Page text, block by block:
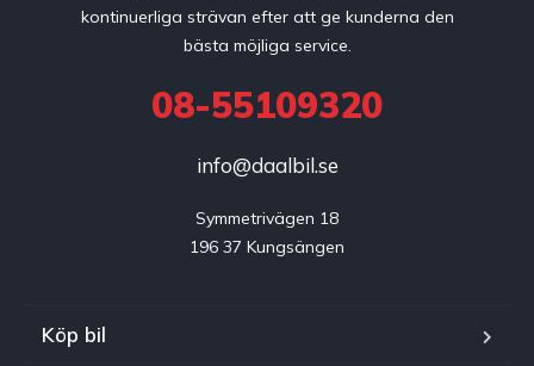
kontinuerliga strävan efter att ge kunderna den
bästa möjliga service.
08-55109320
info@daalbil.se
Symmetrivägen 18
196 37 Kungsängen
Köp bil